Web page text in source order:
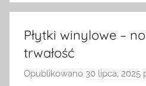
Płytki winylowe –
trwałość
Opublikowano 30 lipca, 2025